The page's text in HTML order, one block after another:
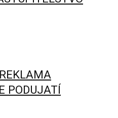
PODUJATÍ